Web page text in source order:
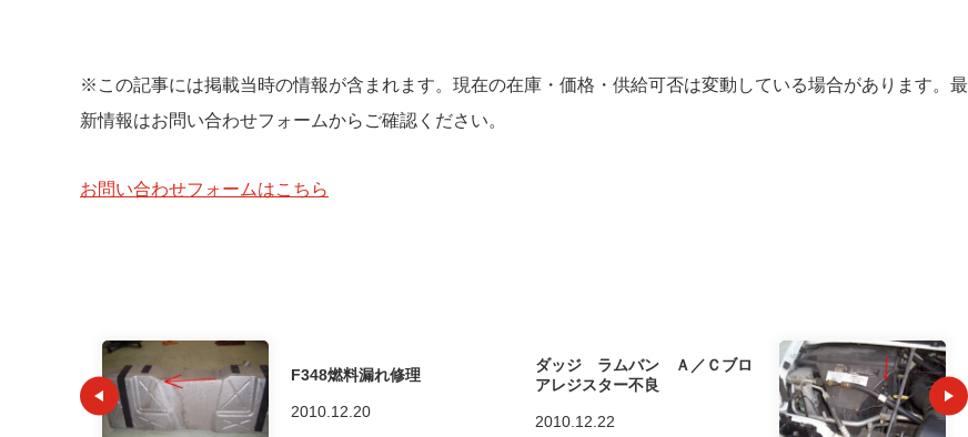
※この記事には掲載当時の情報が含まれます。現在の在庫・価格・供給可否は変動している場合があります。最
新情報はお問い合わせフォームからご確認ください。
お問い合わせフォームはこちら
F348燃料漏れ修理
2010.12.20
ダッジ ラムバン Ａ／Ｃブロ
アレジスター不良
2010.12.22